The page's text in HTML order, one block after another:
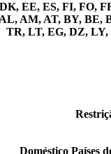
EE, ES, FI,
AM, AT, BY, BE,
TR, LT, EG, DZ,
Doméstico Países